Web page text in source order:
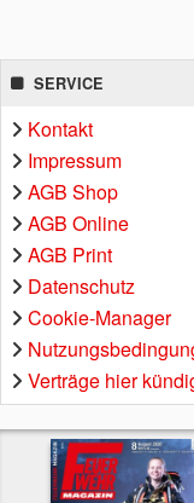
SERVICE
Kontakt
Impressum
AGB Shop
AGB Online
AGB Print
Datenschutz
Cookie-Manager
Verträge hier